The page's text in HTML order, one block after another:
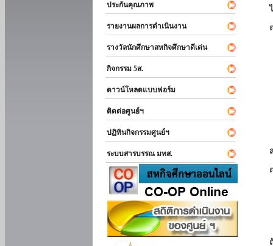
ประกันคุณภาพ
รายงานผลการดำเนินงาน
รางวัลนักศึกษาสหกิจศึกษาดีเด่น
กิจกรรม 5ส.
ดาวน์โหลดแบบฟอร์ม
ติดต่อศูนย์ฯ
ปฏิทินกิจกรรมศูนย์ฯ
ระบบสารบรรณ มทส.